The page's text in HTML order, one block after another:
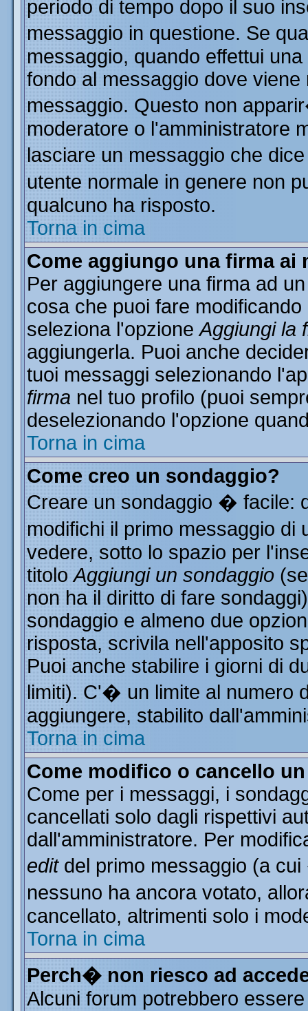
periodo di tempo dopo il suo
messaggio in questione. Se
messaggio, quando effettui
fondo al messaggio dove
messaggio. Questo non
moderatore o l'amministratore
lasciare un messaggio che
utente normale in genere non
qualcuno ha risposto.
Torna in cima
Come aggiungo una firma ai
Per aggiungere una firma ad
cosa che puoi fare
seleziona l'opzioneAggiungi la
aggiungerla. Puoi anche
tuoi messaggi selezionando
firma nel tuo profilo (puoi
deselezionando l'opzione
Torna in cima
Come creo un sondaggio?
Creare un sondaggio � facile:
modifichi il primo messaggio
vedere, sotto lo spazio per
titoloAggiungi un sondaggio
non ha il diritto di fare
sondaggio e almeno due
risposta, scrivila nell'apposito
Puoi anche stabilire i giorni di
limiti). C'� un limite al numero
aggiungere, stabilito
Torna in cima
Come modifico o cancello
Come per i messaggi, i
cancellati solo dagli rispettivi
dall'amministratore. Per
editdel primo messaggio (a
nessuno ha ancora votato,
cancellato, altrimenti solo i
Torna in cima
Perch� non riesco ad
Alcuni forum potrebbero